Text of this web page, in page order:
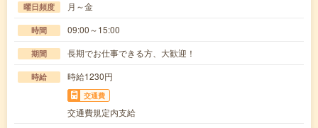
曜日頻度 月～金
時間 09:00～15:00
期間 長期でお仕事できる方、大歓迎！
時給 時給1230円
交通費
交通費規定内支給